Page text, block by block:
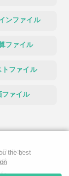
ンファイル
ファイル
トファイル
ファイル
Policy
the best